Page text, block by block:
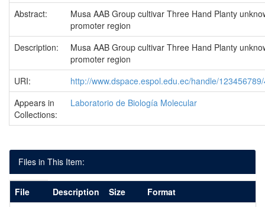
Abstract:
Musa AAB Group cultivar Three Hand Planty
promoter region
Description:
Musa AAB Group cultivar Three Hand Planty
promoter region
URI:
http://www.dspace.espol.edu.ec/handle/
Appears in
Collections:
Laboratorio de Biología Molecular
Files in This Item:
File Description Size
Format